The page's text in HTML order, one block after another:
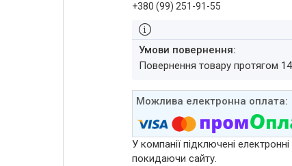
+380 (99) 251-91-55
повернення товару протягом
У компанії підключені
покидаючи сайту.